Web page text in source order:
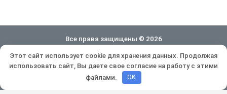
Все права защищены © 2026
Политика конфиденциальности
Разработка и продвижение:
Этот сайт использует cookie для хранения данных. Продолжая
использовать сайт, Вы даете свое согласие на работу с этими
файлами.
OK